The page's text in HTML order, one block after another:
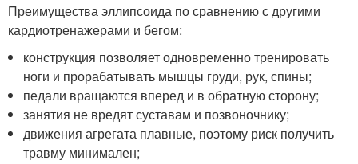
Преимущества эллипсоида по сравнению с другими
кардиотренажерами и бегом:
конструкция позволяет одновременно тренировать
ноги и прорабатывать мышцы груди, рук, спины;
педали вращаются вперед и в обратную сторону;
занятия не вредят суставам и позвоночнику;
движения агрегата плавные, поэтому риск получить
травму минимален;